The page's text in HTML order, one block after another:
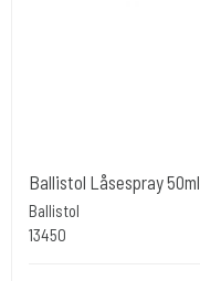
Ballistol Låsespray 50ml
Ballistol
13450